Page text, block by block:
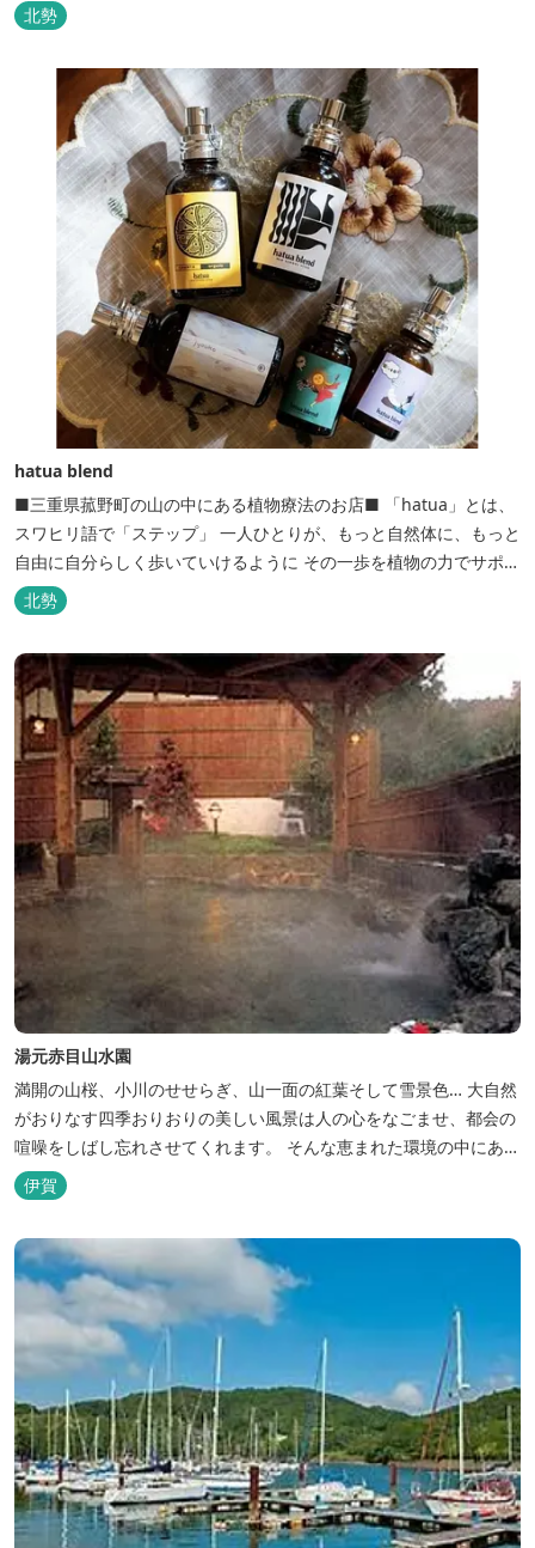
北勢
hatua blend
■三重県菰野町の山の中にある植物療法のお店■ 「hatua」とは、
スワヒリ語で「ステップ」 一人ひとりが、もっと自然体に、もっと
自由に自分らしく歩いていけるように その一歩を植物の力でサポー
トしたいという思いから生まれたお店。 黄土スチームよもぎ蒸しや
アロマの調合、季節の養生講座、アロマ講座、腸活講座、ワークシ
ョップ、イベント出店 植物を通して身体と心を整えよう！をテーマ
に...
北勢
湯元赤目山水園
満開の山桜、小川のせせらぎ、山一面の紅葉そして雪景色… 大自然
がおりなす四季おりおりの美しい風景は人の心をなごませ、都会の
喧噪をしばし忘れさせてくれます。 そんな恵まれた環境の中にあ
る、純和風造りの閑静なたたずまい …それが赤目山水園です。 ま
た、赤目山水園の園内からこんこんと湧き出る天然温泉「赤目温泉
山の湯」は、肌にやさしい美人と健康の湯として大勢のお客様に喜
んでいただいておりま...
伊賀